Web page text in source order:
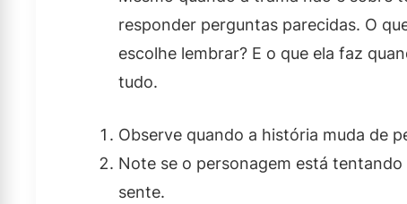
responder perguntas parecidas. O
escolhe lembrar? E o que ela faz
tudo.
Observe quando a história muda de
Note se o personagem está
sente.